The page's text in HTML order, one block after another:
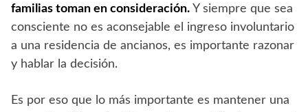
familias toman en consideración. Y siempre que sea
consciente no es aconsejable el ingreso involuntario
a una residencia de ancianos, es importante razonar
y hablar la decisión.
Es por eso que lo más importante es mantener una